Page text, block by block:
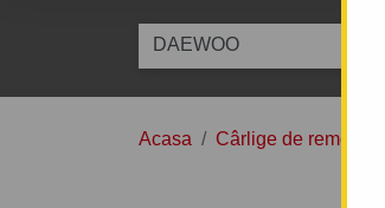
DAEWOO
Acasa Cârlige de remorcare